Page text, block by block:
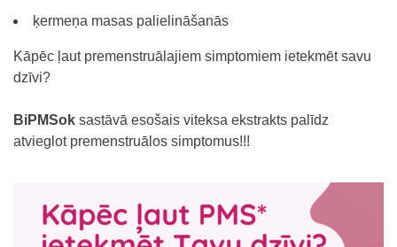
ķermeņa masas palielināšanās
Kāpēc ļaut premenstruālajiem simptomiem ietekmēt savu
dzīvi?
BiPMSok sastāvā esošais viteksa ekstrakts palīdz
atvieglot premenstruālos simptomus!!!